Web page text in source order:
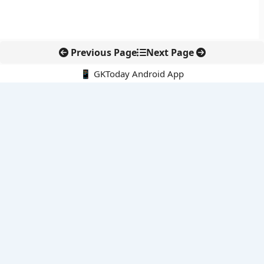
Previous Page Next Page
📱 GKToday Android App